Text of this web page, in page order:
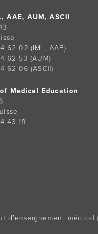
AAE, AUM, ASCII
62 02 (IML, AAE)
62 53 (AUM)
62 06 (ASCII)
Medical Education
43 19
d’enseignement médical